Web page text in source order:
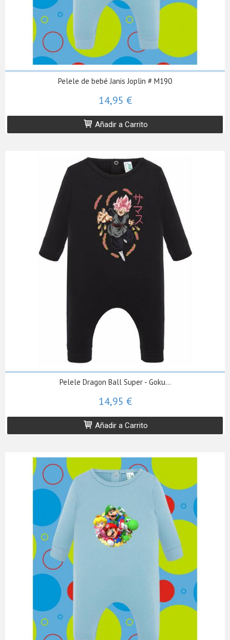
Pelele de bebé Janis Joplin # M190
14,95 €
Añadir a Carrito
Pelele Dragon Ball Super - Goku...
14,95 €
Añadir a Carrito